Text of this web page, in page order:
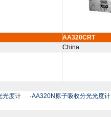
AA320CRT
China
光度计 ·AA320N原子吸收分光光度计